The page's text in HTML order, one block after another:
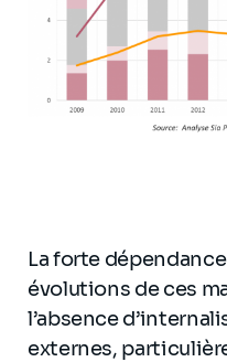
La forte
évolutions de ces
l’absence
externes,